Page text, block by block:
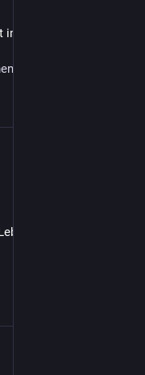
Traum um Hilfe.“